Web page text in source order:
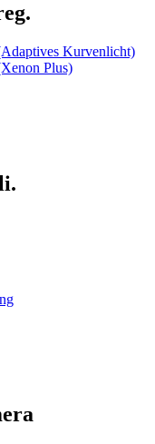
Kurvenlicht)
Plus)